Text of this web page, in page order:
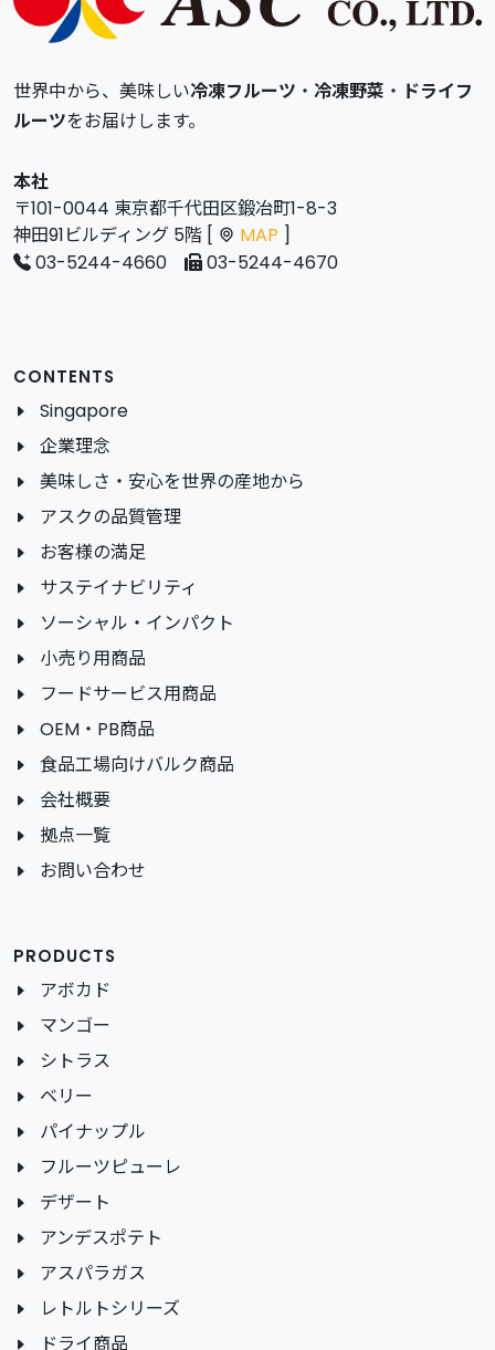
世界中から、美味しい冷凍フルーツ ・ 冷凍野菜 ・ ドライフ
ルーツをお届けします。
本社
〒101-0044 東京都千代田区鍛冶町1-8-3
神田91ビルディング 5階 [
MAP ]
03-5244-4660
03-5244-4670
CONTENTS
Singapore
企業理念
美味しさ・安心を世界の産地から
アスクの品質管理
お客様の満足
サステイナビリティ
ソーシャル・インパクト
小売り用商品
フードサービス用商品
OEM・PB商品
食品工場向けバルク商品
会社概要
拠点一覧
お問い合わせ
PRODUCTS
アボカド
マンゴー
シトラス
ベリー
パイナップル
フルーツピューレ
デザート
アンデスポテト
アスパラガス
レトルトシリーズ
ドライ商品